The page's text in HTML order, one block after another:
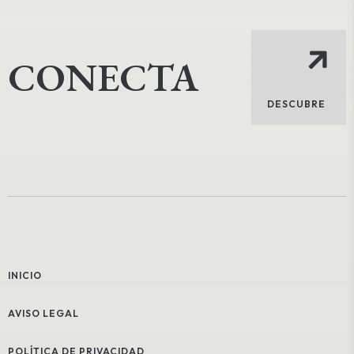
CONECTA
DESCUBRE
INICIO
AVISO LEGAL
POLÍTICA DE PRIVACIDAD